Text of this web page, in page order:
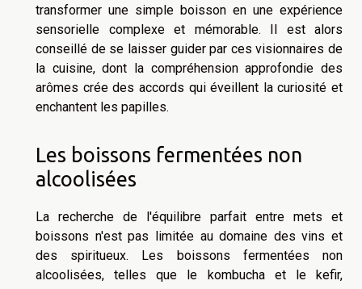
transformer une simple boisson en une expérience
sensorielle complexe et mémorable. Il est alors
conseillé de se laisser guider par ces visionnaires de
la cuisine, dont la compréhension approfondie des
arômes crée des accords qui éveillent la curiosité et
enchantent les papilles.
Les boissons fermentées non
alcoolisées
La recherche de l'équilibre parfait entre mets et
boissons n'est pas limitée au domaine des vins et
des spiritueux. Les boissons fermentées non
alcoolisées, telles que le kombucha et le kefir,